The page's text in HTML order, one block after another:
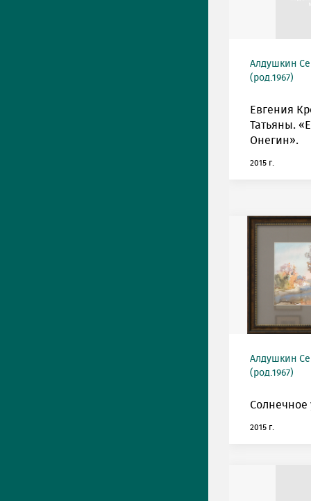
Алдушкин
(род.1967)
Евгения
Татьяны.
Онегин».
2015 г.
Алдушкин
(род.1967)
Солнечное
2015 г.